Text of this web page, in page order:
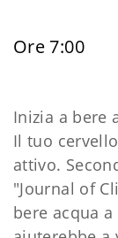
Ore 7:00
Inizia a bere
Il tuo
attivo.
"Journal of
bere acqua